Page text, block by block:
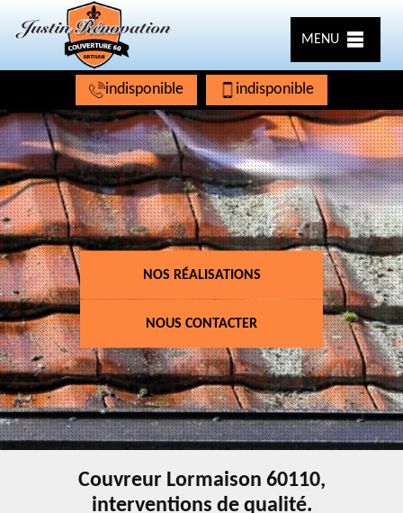
MENU
indisponible indisponible
NOS RÉALISATIONS
NOUS CONTACTER
Couvreur Lormaison 60110,
interventions de qualité.